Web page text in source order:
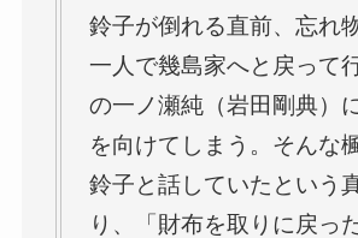
鈴子が倒れる直前、忘れ
一人で幾島家へと戻って
の一ノ瀬純（岩田剛典）
を向けてしまう。そんな
鈴子と話していたという
り、「財布を取りに戻っ